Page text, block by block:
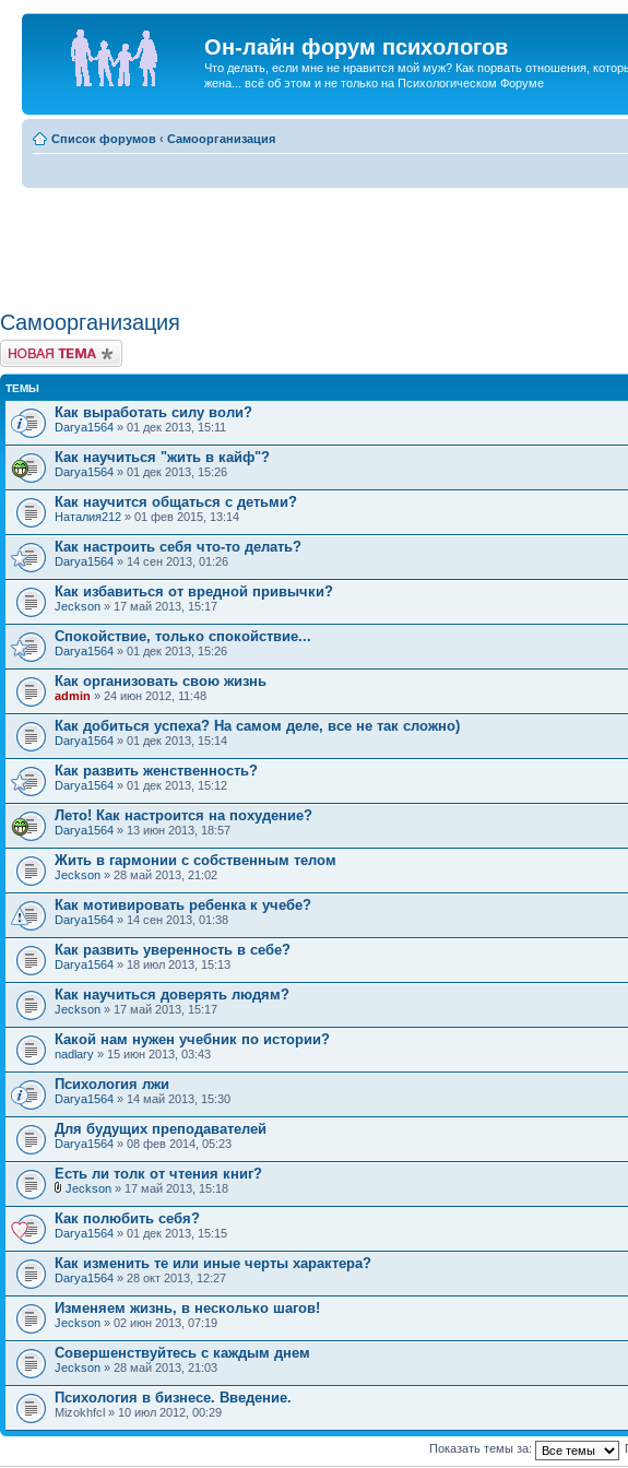
Он-лайн форум психологов
Что делать, если мне не нравится мой муж? Как порвать отношения,
жена... всё об этом и не только на Психологическом Форуме
Список форумов ‹ Самоорганизация
Самоорганизация
Новая тема
ТЕМЫ
Как выработать силу воли?
Darya1564 » 01 дек 2013, 15:11
Как научиться "жить в кайф"?
Darya1564 » 01 дек 2013, 15:26
Как научится общаться с детьми?
Наталия212 » 01 фев 2015, 13:14
Как настроить себя что-то делать?
Darya1564 » 14 сен 2013, 01:26
Как избавиться от вредной привычки?
Jeckson » 17 май 2013, 15:17
Спокойствие, только спокойствие...
Darya1564 » 01 дек 2013, 15:26
Как организовать свою жизнь
admin » 24 июн 2012, 11:48
Как добиться успеха? На самом деле, все не так сложно)
Darya1564 » 01 дек 2013, 15:14
Как развить женственность?
Darya1564 » 01 дек 2013, 15:12
Лето! Как настроится на похудение?
Darya1564 » 13 июн 2013, 18:57
Жить в гармонии с собственным телом
Jeckson » 28 май 2013, 21:02
Как мотивировать ребенка к учебе?
Darya1564 » 14 сен 2013, 01:38
Как развить уверенность в себе?
Darya1564 » 18 июл 2013, 15:13
Как научиться доверять людям?
Jeckson » 17 май 2013, 15:17
Какой нам нужен учебник по истории?
nadlary » 15 июн 2013, 03:43
Психология лжи
Darya1564 » 14 май 2013, 15:30
Для будущих преподавателей
Darya1564 » 08 фев 2014, 05:23
Есть ли толк от чтения книг?
Jeckson » 17 май 2013, 15:18
Как полюбить себя?
Darya1564 » 01 дек 2013, 15:15
Как изменить те или иные черты характера?
Darya1564 » 28 окт 2013, 12:27
Изменяем жизнь, в несколько шагов!
Jeckson » 02 июн 2013, 07:19
Совершенствуйтесь с каждым днем
Jeckson » 28 май 2013, 21:03
Психология в бизнесе. Введение.
Mizokhfcl » 10 июл 2012, 00:29
Показать темы за: